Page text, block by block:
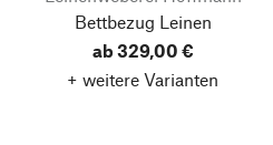
Bettbezug Leinen
ab 329,00 €
+ weitere Varianten